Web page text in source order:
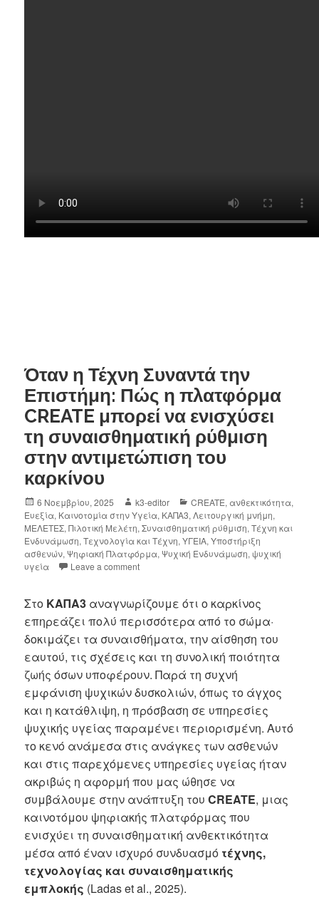
Όταν η Τέχνη Συναντά την
Επιστήμη: Πώς η πλατφόρμα
CREATE μπορεί να ενισχύσει
τη συναισθηματική ρύθμιση
στην αντιμετώπιση του
καρκίνου
6 Νοεμβρίου, 2025 k3-editor CREATE, ανθεκτικότητα,
Ευεξία, Καινοτομία στην Υγεία, ΚΑΠΑ3,Λειτουργική μνήμη,
ΜΕΛΕΤΕΣ,Πιλοτική Μελέτη,Συναισθηματική ρύθμιση,Τέχνη και
Ενδυνάμωση,Τεχνολογία και Τέχνη,ΥΓΕΙΑ,Υποστήριξη
ασθενών,Ψηφιακή Πλατφόρμα,Ψυχική Ενδυνάμωση,ψυχική
υγεία
Leave a comment
Στο ΚΑΠΑ3 αναγνωρίζουμε ότι ο καρκίνος
επηρεάζει πολύ περισσότερα από το σώμα·
δοκιμάζει τα συναισθήματα, την αίσθηση του
εαυτού, τις σχέσεις και τη συνολική ποιότητα
ζωής όσων υποφέρουν. Παρά τη συχνή
εμφάνιση ψυχικών δυσκολιών, όπως το άγχος
και η κατάθλιψη, η πρόσβαση σε υπηρεσίες
ψυχικής υγείας παραμένει περιορισμένη. Αυτό
το κενό ανάμεσα στις ανάγκες των ασθενών
και στις παρεχόμενες υπηρεσίες υγείας ήταν
ακριβώς η αφορμή που μας ώθησε να
συμβάλουμε στην ανάπτυξη τουCREATE, μιας
καινοτόμου ψηφιακής πλατφόρμας που
ενισχύει τη συναισθηματική ανθεκτικότητα
μέσα από έναν ισχυρό συνδυασμό τέχνης,
τεχνολογίας και συναισθηματικής
εμπλοκής (Ladas et al., 2025).